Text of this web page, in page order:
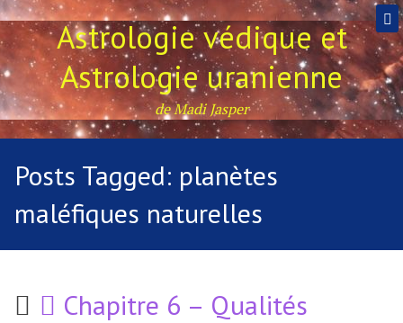
Astrologie védique et
Astrologie uranienne
de Madi Jasper
Posts Tagged: planètes
maléfiques naturelles
Chapitre 6 – Qualités